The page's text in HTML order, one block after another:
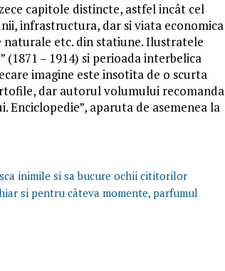
capitole distincte, astfel incât cel
infrastructura, dar si viata economica
naturale etc. din statiune. Ilustratele
– 1914) si perioada interbelica
imagine este insotita de o scurta
dar autorul volumului recomanda
aparuta de asemenea la
inimile si sa bucure ochii cititorilor
si pentru câteva momente, parfumul